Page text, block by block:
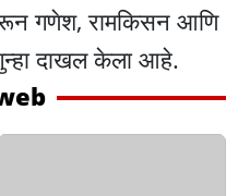
गणेश, रामकिसन आणि
दाखल केला आहे.